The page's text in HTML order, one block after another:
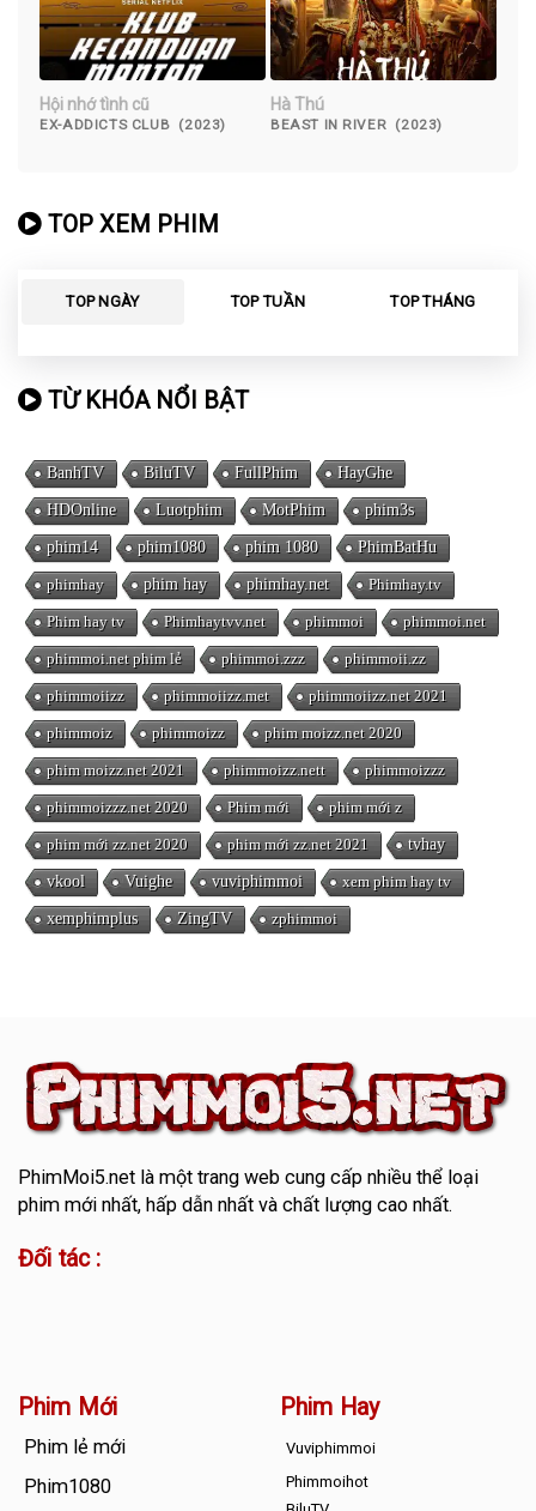
Hội nhớ tình cũ
EX-ADDICTS CLUB (2023)
Hà Thú
BEAST IN RIVER (2023)
TOP XEM PHIM
TOP NGÀY TOP TUẦN TOP THÁNG
TỪ KHÓA NỔI BẬT
BanhTV BiluTV FullPhim HayGhe
HDOnline Luotphim MotPhim phim3s
phim14 phim1080 phim 1080 PhimBatHu
phimhay phim hay phimhay.net Phimhay.tv
Phim hay tv Phimhaytvv.net phimmoi phimmoi.net
phimmoi.net phim lẻ phimmoi.zzz phimmoii.zz
phimmoiizz phimmoiizz.met phimmoiizz.net 2021
phimmoiz phimmoizz phim moizz.net 2020
phim moizz.net 2021 phimmoizz.nett phimmoizzz
phimmoizzz.net 2020 Phim mới phim mới z
phim mới zz.net 2020 phim mới zz.net 2021 tvhay
vkool Vuighe vuviphimmoi xem phim hay tv
xemphimplus ZingTV zphimmoi
PhimMoi5.netlà một trang web cung cấp nhiều thể loại
phim mới nhất, hấp dẫn nhất và chất lượng cao nhất.
Đối tác :
Phim Mới
Phim lẻ mới
Phim1080
Phim Hay
Vuviphimmoi
Phimmoihot